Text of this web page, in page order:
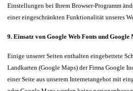
Einstellungen bei Ihrem Browser-Programm
einer eingeschränkten Funktionalität unseres
9. Einsatz von Google Web Fonts und Google
Einige unserer Seiten enthalten eingebettete
Landkarten (Google Maps) der Firma Google
einer Seite aus unserem Internetangebot mit